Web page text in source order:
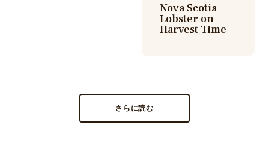
Nova Scotia
Lobster on
Harvest Time
さらに読む